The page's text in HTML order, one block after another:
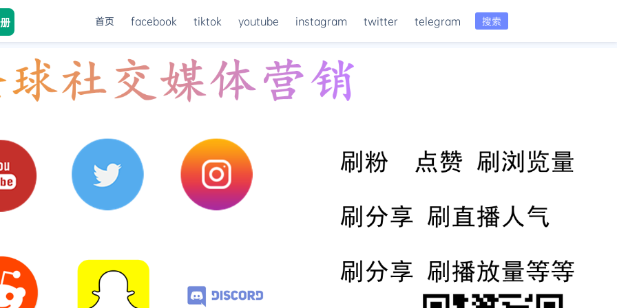
搜索
首页 facebook tiktok youtube instagram twitter telegram